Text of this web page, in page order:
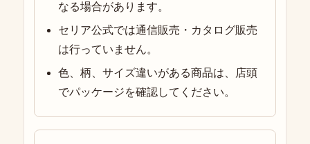
なる場合があります。
セリア公式では通信販売・カタログ販売
は行っていません。
色、柄、サイズ違いがある商品は、店頭
でパッケージを確認してください。